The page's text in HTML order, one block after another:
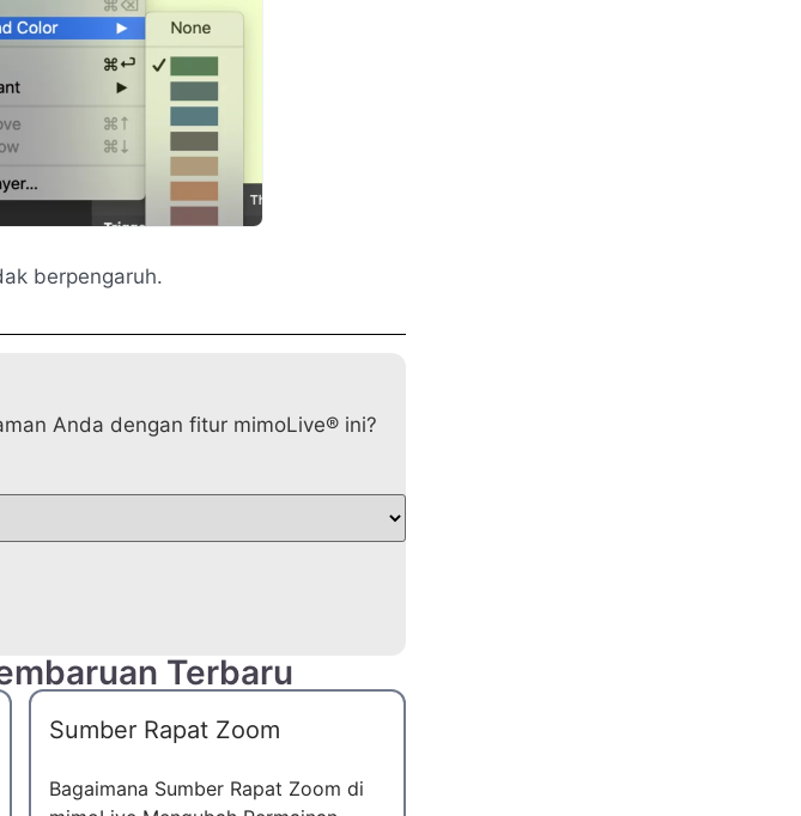
berpengaruh.
Anda dengan fitur mimoLive® ini?
Terbaru
Sumber Rapat Zoom
Bagaimana Sumber Rapat Zoom di